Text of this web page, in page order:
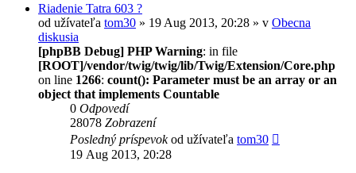
Riadenie Tatra 603 ?
od užívateľa tom30 » 19 Aug 2013, 20:28 » v Obecna
diskusia
[phpBB Debug] PHP Warning: in file
[ROOT]/vendor/twig/twig/lib/Twig/Extension/Core.php
on line 1266: count(): Parameter must be an array or an
object that implements Countable
0 Odpovedí
28078 Zobrazení
Posledný príspevokod užívateľa tom30
19 Aug 2013, 20:28